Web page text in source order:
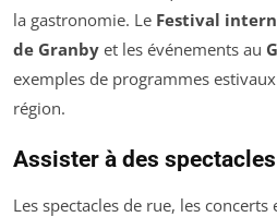
la gastronomie. Le Festival
de Granby et les événements au
exemples de programmes
région.
Assister à des
Les spectacles de rue, les